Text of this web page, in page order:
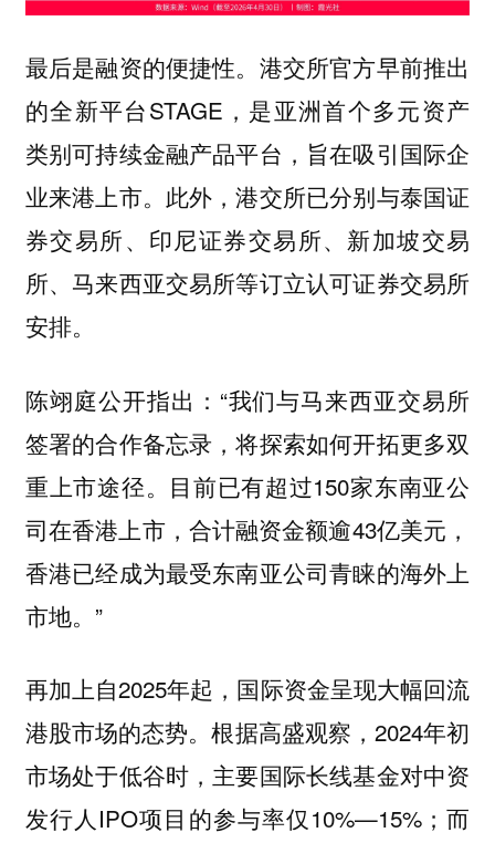
最后是融资的便捷性。港交所官方早前推出
的全新平台STAGE，是亚洲首个多元资产
类别可持续金融产品平台，旨在吸引国际企
业来港上市。此外，港交所已分别与泰国证
券交易所、印尼证券交易所、新加坡交易
所、马来西亚交易所等订立认可证券交易所
安排。
陈翊庭公开指出：“我们与马来西亚交易所
签署的合作备忘录，将探索如何开拓更多双
重上市途径。目前已有超过150家东南亚公
司在香港上市，合计融资金额逾43亿美元，
香港已经成为最受东南亚公司青睐的海外上
市地。”
再加上自2025年起，国际资金呈现大幅回流
港股市场的态势。根据高盛观察，2024年初
市场处于低谷时，主要国际长线基金对中资
发行人IPO项目的参与率仅10%—15%；而